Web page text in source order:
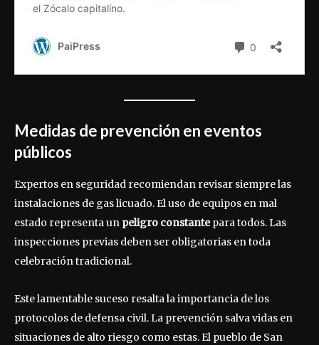
Medidas de prevención en eventos
públicos
Expertos en seguridad recomiendan revisar siempre las
instalaciones de gas licuado. El uso de equipos en mal
estado representa un peligro constantepara todos. Las
inspecciones previas deben ser obligatorias en toda
celebración tradicional.
Este lamentable suceso resalta la importancia de los
protocolos de defensa civil. La prevención salva vidas en
situaciones de alto riesgo como estas. El pueblo de San